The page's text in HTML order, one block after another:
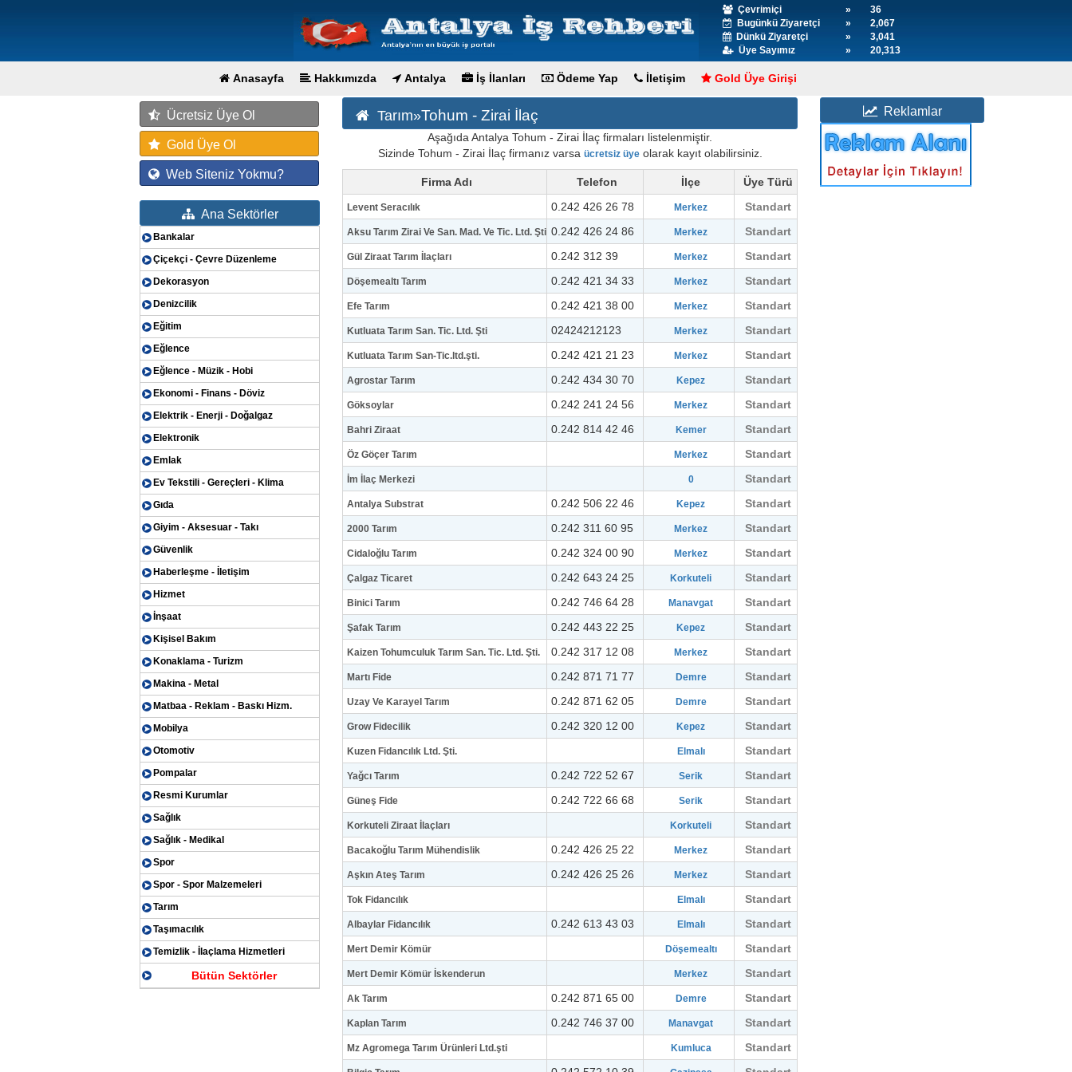
Çevrimiçi »
36
Bugünkü Ziyaretçi
»
2,067
Dünkü Ziyaretçi
»
3,041
Üye Sayımız
» 20,313
Anasayfa Hakkımızda Antalya İş İlanları Ödeme Yap İletişim Gold Üye Girişi
Ücretsiz Üye Ol
Gold Üye Ol
Web Siteniz Yokmu?
Ana Sektörler
Bankalar
Çiçekçi - Çevre Düzenleme
Dekorasyon
Denizcilik
Eğitim
Eğlence
Eğlence - Müzik - Hobi
Ekonomi - Finans - Döviz
Elektrik - Enerji - Doğalgaz
Elektronik
Emlak
Ev Tekstili - Gereçleri - Klima
Gıda
Giyim - Aksesuar - Takı
Güvenlik
Haberleşme - İletişim
Hizmet
İnşaat
Kişisel Bakım
Konaklama - Turizm
Makina - Metal
Matbaa - Reklam - Baskı Hizm.
Mobilya
Otomotiv
Pompalar
Resmi Kurumlar
Sağlık
Sağlık - Medikal
Spor
Spor - Spor Malzemeleri
Tarım
Taşımacılık
Temizlik - İlaçlama Hizmetleri
Bütün Sektörler
Tarım»Tohum - Zirai İlaç
Aşağıda Antalya Tohum - Zirai İlaç firmaları listelenmiştir.
Sizinde Tohum - Zirai İlaç firmanız varsa ücretsiz üyeolarak kayıt olabilirsiniz.
Firma Adı Telefon İlçe Üye Türü
Levent Seracılık 0.242 426 26 78 Merkez Standart
Aksu Tarım Zirai Ve San. Mad. Ve Tic. Ltd. Şti 0.242 426 24 86 Merkez Standart
Gül Ziraat Tarım İlaçları 0.242 312 39 Merkez Standart
Döşemealtı Tarım 0.242 421 34 33 Merkez Standart
Efe Tarım 0.242 421 38 00 Merkez Standart
Kutluata Tarım San. Tic. Ltd. Şti 02424212123 Merkez Standart
Kutluata Tarım San-Tic.ltd.şti. 0.242 421 21 23 Merkez Standart
Agrostar Tarım 0.242 434 30 70 Kepez Standart
Göksoylar 0.242 241 24 56 Merkez Standart
Bahri Ziraat 0.242 814 42 46 Kemer Standart
Öz Göçer Tarım Merkez Standart
İm İlaç Merkezi 0 Standart
Antalya Substrat 0.242 506 22 46 Kepez Standart
2000 Tarım 0.242 311 60 95 Merkez Standart
Cidaloğlu Tarım 0.242 324 00 90 Merkez Standart
Çalgaz Ticaret 0.242 643 24 25 Korkuteli Standart
Binici Tarım 0.242 746 64 28 Manavgat Standart
Şafak Tarım 0.242 443 22 25 Kepez Standart
Kaizen Tohumculuk Tarım San. Tic. Ltd. Şti. 0.242 317 12 08 Merkez Standart
Martı Fide 0.242 871 71 77 Demre Standart
Uzay Ve Karayel Tarım 0.242 871 62 05 Demre Standart
Grow Fidecilik 0.242 320 12 00 Kepez Standart
Kuzen Fidancılık Ltd. Şti. Elmalı Standart
Yağcı Tarım 0.242 722 52 67 Serik Standart
Güneş Fide 0.242 722 66 68 Serik Standart
Korkuteli Ziraat İlaçları Korkuteli Standart
Bacakoğlu Tarım Mühendislik 0.242 426 25 22 Merkez Standart
Aşkın Ateş Tarım 0.242 426 25 26 Merkez Standart
Tok Fidancılık Elmalı Standart
Albaylar Fidancılık 0.242 613 43 03 Elmalı Standart
Mert Demir Kömür Döşemealtı Standart
Mert Demir Kömür İskenderun Merkez Standart
Ak Tarım 0.242 871 65 00 Demre Standart
Kaplan Tarım 0.242 746 37 00 Manavgat Standart
Mz Agromega Tarım Ürünleri Ltd.şti Kumluca Standart
Reklamlar